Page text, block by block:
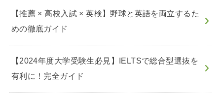
【推薦 × 高校入試 × 英検】野球と英語を両立するた
めの徹底ガイド
【2024年度大学受験生必見】IELTSで総合型選抜を
有利に！完全ガイド